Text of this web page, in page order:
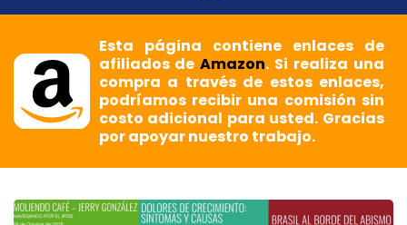
Esta página contiene enlaces de
afiliados deAmazon. Si realiza una
compra a través de estos enlaces,
podríamos recibir una comisión sin
costo adicional para usted. Gracias
por apoyar nuestro trabajo.